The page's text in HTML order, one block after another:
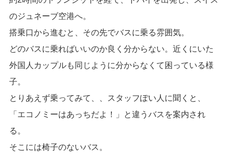
のジュネーブ空港へ。
搭乗口から進むと、その先でバスに乗る雰囲気。
どのバスに乗ればいいのか良く分からない。近くにいた
外国人カップルも同じように分からなくて困っている様
子。
とりあえず乗ってみて、、スタッフぽい人に聞くと、
「エコノミーはあっちだよ！」と違うバスを案内され
る。
そこには椅子のないバス。